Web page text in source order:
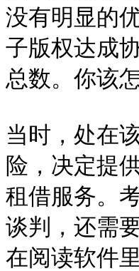
没有明显的
子版权达成
总数。你该
当时，处在
险，决定提
租借服务。
谈判，还需
在阅读软件